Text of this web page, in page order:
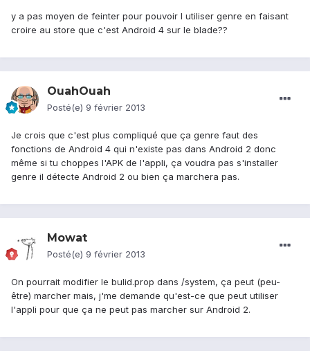
y a pas moyen de feinter pour pouvoir l utiliser genre en faisant
croire au store que c'est Android 4 sur le blade??
OuahOuah
Posté(e) 9 février 2013
Je crois que c'est plus compliqué que ça genre faut des
fonctions de Android 4 qui n'existe pas dans Android 2 donc
même si tu choppes l'APK de l'appli, ça voudra pas s'installer
genre il détecte Android 2 ou bien ça marchera pas.
Mowat
Posté(e) 9 février 2013
On pourrait modifier le bulid.prop dans /system, ça peut (peu-
être) marcher mais, j'me demande qu'est-ce que peut utiliser
l'appli pour que ça ne peut pas marcher sur Android 2.